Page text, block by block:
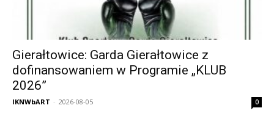
Gierałtowice: Garda Gierałtowice z
dofinansowaniem w Programie „KLUB
2026”
IKNWbART - 2026-08-05 0